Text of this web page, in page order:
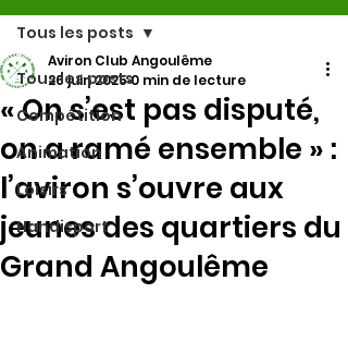
Tous les posts
Compétition
Animation
Loisirs
Handisport
Tous les posts
« On s’est pas disputé,
on a ramé ensemble » :
l’aviron s’ouvre aux
jeunes des quartiers du
Grand Angoulême
Aviron Club Angoulême
26 juin 20250 min de lecture